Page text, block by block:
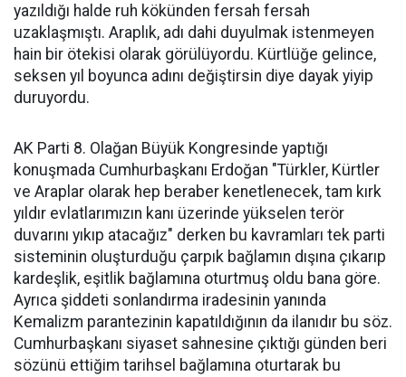
yazıldığı halde ruh kökünden fersah fersah
uzaklaşmıştı. Araplık, adı dahi duyulmak istenmeyen
hain bir ötekisi olarak görülüyordu. Kürtlüğe gelince,
seksen yıl boyunca adını değiştirsin diye dayak yiyip
duruyordu.
AK Parti 8. Olağan Büyük Kongresinde yaptığı
konuşmada Cumhurbaşkanı Erdoğan "Türkler, Kürtler
ve Araplar olarak hep beraber kenetlenecek, tam kırk
yıldır evlatlarımızın kanı üzerinde yükselen terör
duvarını yıkıp atacağız" derken bu kavramları tek parti
sisteminin oluşturduğu çarpık bağlamın dışına çıkarıp
kardeşlik, eşitlik bağlamına oturtmuş oldu bana göre.
Ayrıca şiddeti sonlandırma iradesinin yanında
Kemalizm parantezinin kapatıldığının da ilanıdır bu söz.
Cumhurbaşkanı siyaset sahnesine çıktığı günden beri
sözünü ettiğim tarihsel bağlamına oturtarak bu